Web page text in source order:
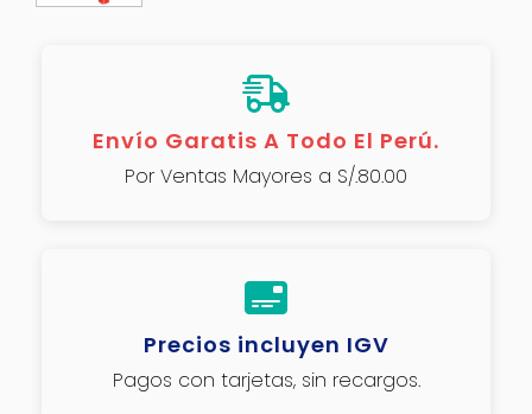
Envío Garatis A Todo El Perú.
Por Ventas Mayores a S/.80.00
Precios incluyen IGV
Pagos con tarjetas, sin recargos.